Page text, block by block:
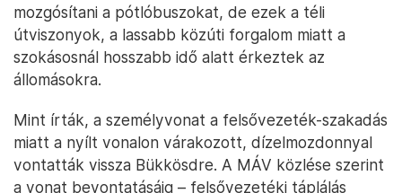
mozgósítani a pótlóbuszokat, de ezek a téli
útviszonyok, a lassabb közúti forgalom miatt a
szokásosnál hosszabb idő alatt érkeztek az
állomásokra.
Mint írták, a személyvonat a felsővezeték-szakadás
miatt a nyílt vonalon várakozott, dízelmozdonnyal
vontatták vissza Bükkösdre. A MÁV közlése szerint
a vonat bevontatásáig – felsővezetéki táplálás